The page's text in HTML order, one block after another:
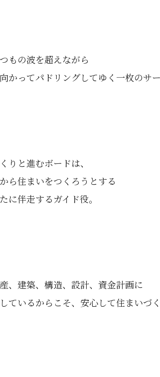
もの波を超えながら
かってパドリングしてゆく一枚のサー
りと進むボードは、
ら住まいをつくろうとする
に伴走するガイド役。
、建築、構造、設計、資金計画に
ているからこそ、安心して住まいづ